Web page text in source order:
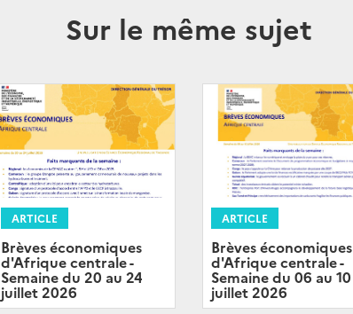
Sur le même sujet
ARTICLE
Brèves économiques
d'Afrique centrale -
Semaine du 20 au 24
juillet 2026
ARTICLE
Brèves économiques
d'Afrique centrale -
Semaine du 06 au 10
juillet 2026